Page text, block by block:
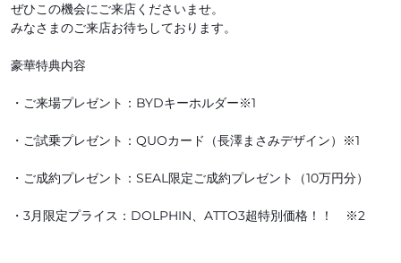
ぜひこの機会にご来店くださいませ。
みなさまのご来店お待ちしております。
豪華特典内容
・ご来場プレゼント：BYDキーホルダー※1
・ご試乗プレゼント：QUOカード（長澤まさみデザイン）※1
・ご成約プレゼント：SEAL限定ご成約プレゼント（10万円分）
・3月限定プライス：DOLPHIN、ATTO3超特別価格！！ ※2